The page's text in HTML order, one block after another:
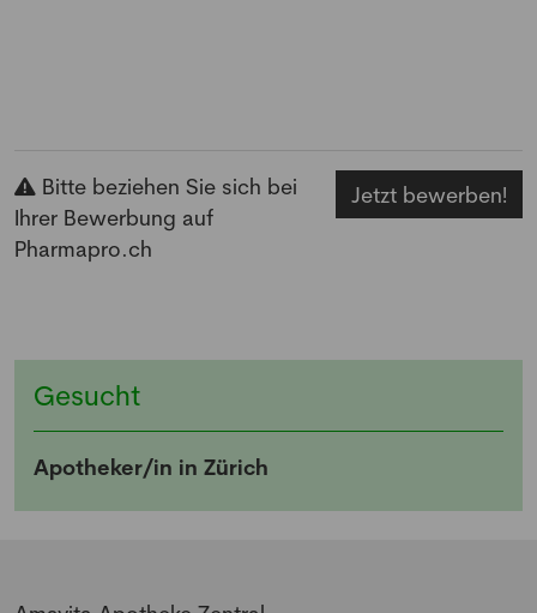
Bitte beziehen Sie sich bei
Ihrer Bewerbung auf
Pharmapro.ch
Jetzt bewerben!
Gesucht
Apotheker/in in Zürich